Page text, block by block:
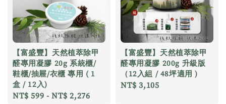
【富盛豐】天然植萃除甲
醛專用凝膠 20g 系統櫃/
鞋櫃/抽屜/衣櫃 專用 ( 1
盒 / 12入)
Regular
NT$ 599 -NT$ 2,276
【富盛豐】天然植萃除甲
醛專用凝膠 200g 升級版
（12入組 / 48坪適用 )
Regular
NT$ 3,105